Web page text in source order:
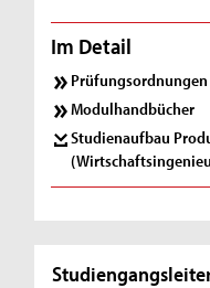
Im Detail
Modulhandbücher
Studienaufbau